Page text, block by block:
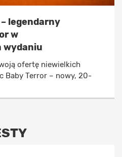
legendarny
w
wydaniu
ofertę niewielkich
Baby Terror – nowy, 20-